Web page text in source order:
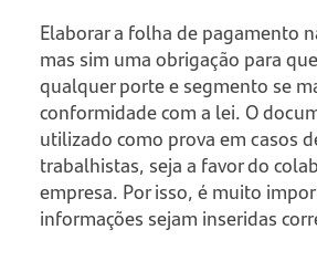
Elaborar a folha de pagamento
mas sim uma obrigação para
qualquer porte e segmento se
conformidade com a lei. O
utilizado como prova em casos
trabalhistas, seja a favor do
empresa. Por isso, é muito
informações sejam inseridas